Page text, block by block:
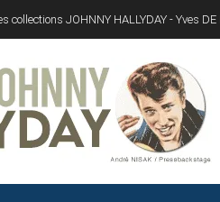
JOHNNY HALLYDAY - Yves DE